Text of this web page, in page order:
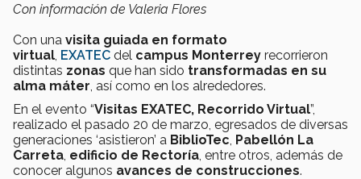
Con información de Valeria Flores
Con una visita guiada en formato
virtual EXATEC del campus Monterrey recorrieron
distintas zonas que han sido transformadas en su
alma máter , así como en los alrededores.
En el evento “Visitas EXATEC, Recorrido Virtual”,
realizado el pasado 20 de marzo, egresados de diversas
generaciones ‘asistieron’ a BiblioTec Pabellón La
Carreta edificio de Rectoría , entre otros, además de
conocer algunos avances de construcciones.